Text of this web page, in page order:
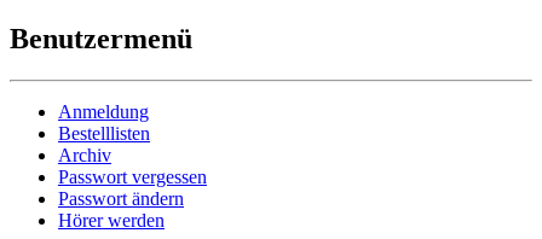
Benutzermenü
Anmeldung
Bestelllisten
Archiv
Passwort vergessen
Passwort ändern
Hörer werden